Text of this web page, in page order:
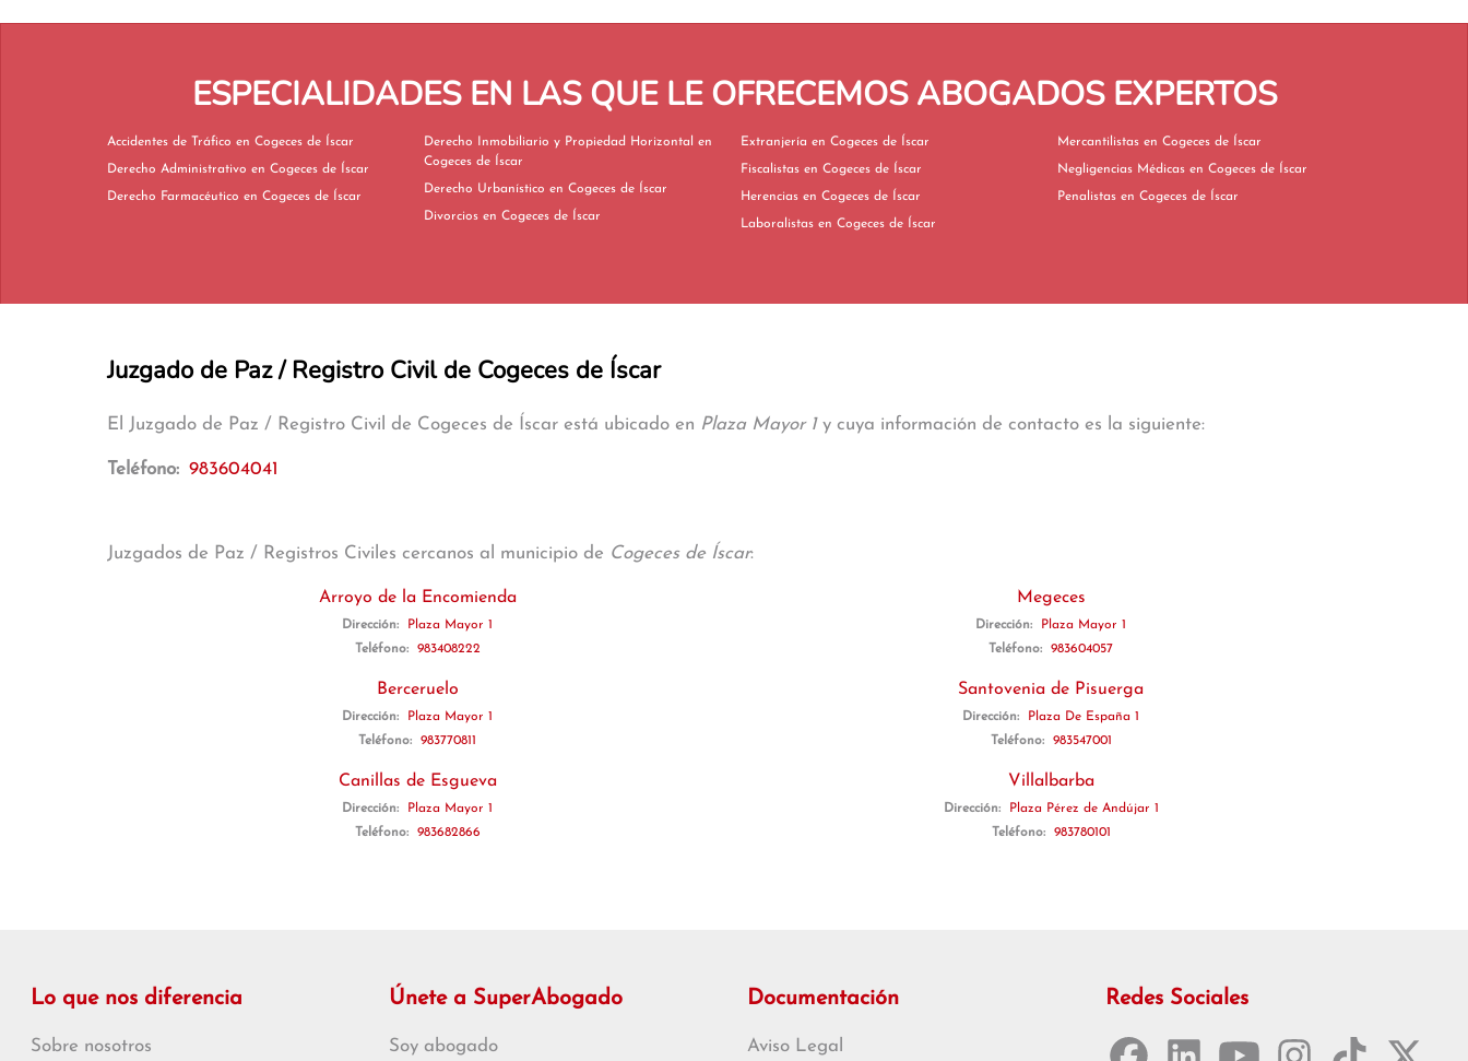
ESPECIALIDADES EN LAS QUE LE OFRECEMOS ABOGADOS EXPERTOS
Accidentes de Tráfico en Cogeces de Íscar
Derecho Administrativo en Cogeces de Íscar
Derecho Farmacéutico en Cogeces de Íscar
Derecho Inmobiliario y Propiedad Horizontal en
Cogeces de Íscar
Derecho Urbanístico en Cogeces de Íscar
Divorcios en Cogeces de Íscar
Extranjería en Cogeces de Íscar
Fiscalistas en Cogeces de Íscar
Herencias en Cogeces de Íscar
Laboralistas en Cogeces de Íscar
Mercantilistas en Cogeces de Íscar
Negligencias Médicas en Cogeces de Íscar
Penalistas en Cogeces de Íscar
Juzgado de Paz / Registro Civil de Cogeces de Íscar
El Juzgado de Paz / Registro Civil de Cogeces de Íscar está ubicado en Plaza Mayor 1y cuya información de contacto es la siguiente:
Teléfono: 983604041
Juzgados de Paz / Registros Civiles cercanos al municipio de Cogeces de Íscar:
Arroyo de la Encomienda
Dirección:
Plaza Mayor 1
Teléfono:
983408222
Berceruelo
Dirección:
Plaza Mayor 1
Teléfono:
983770811
Canillas de Esgueva
Dirección:
Plaza Mayor 1
Teléfono:
983682866
Megeces
Dirección:
Plaza Mayor 1
Teléfono:
983604057
Santovenia de Pisuerga
Dirección:
Plaza De España 1
Teléfono:
983547001
Villalbarba
Dirección:
Plaza Pérez de Andújar 1
Teléfono:
983780101
Lo que nos diferencia
Sobre nosotros
Únete a SuperAbogado
Soy abogado
Documentación
Aviso Legal
Redes Sociales